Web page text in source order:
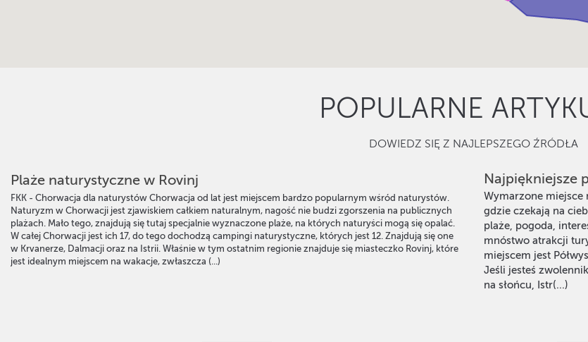
POPULARNE
DOWIEDZ SIĘ Z NAJLEPSZEGO ŹRÓDŁA
Plaże naturystyczne w Rovinj
FKK - Chorwacja dla naturystów Chorwacja od lat jest miejscem bardzo popularnym wśród naturystów.
Naturyzm w Chorwacji jest zjawiskiem całkiem naturalnym, nagość nie budzi zgorszenia na publicznych
plażach. Mało tego, znajdują się tutaj specjalnie wyznaczone plaże, na których naturyści mogą się opalać.
W całej Chorwacji jest ich 17, do tego dochodzą campingi naturystyczne, których jest 12. Znajdują się one
w Krvanerze, Dalmacji oraz na Istrii. Właśnie w tym ostatnim regionie znajduje się miasteczko Rovinj, które
jest idealnym miejscem na wakacje, zwłaszcza (...)
Najpiękniejsze
Wymarzone miejsce
gdzie czekają na
plaże, pogoda,
mnóstwo atrakcji
miejscem jest
Jeśli jesteś
na słońcu, Istr(...)